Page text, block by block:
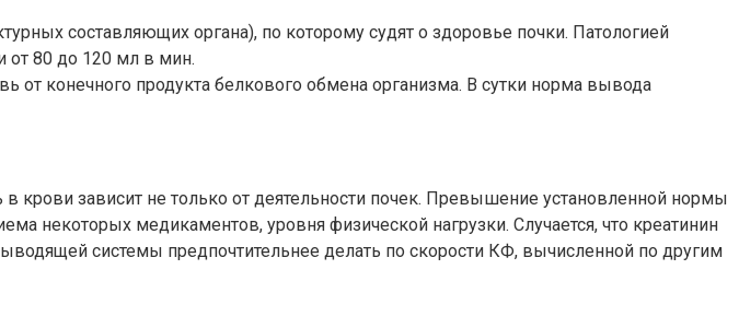
составляющих органа), по которому судят о здоровье почки. Патологией
от 80 до 120 мл в мин.
от конечного продукта белкового обмена организма. В сутки норма вывода
крови зависит не только от деятельности почек. Превышение установленной нормы
некоторых медикаментов, уровня физической нагрузки. Случается, что креатинин
системы предпочтительнее делать по скорости КФ, вычисленной по другим